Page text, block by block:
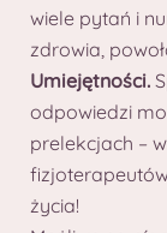
wiele pytań i
zdrowia,
Umiejętności.
odpowiedzi
prelekcjach –
życia!